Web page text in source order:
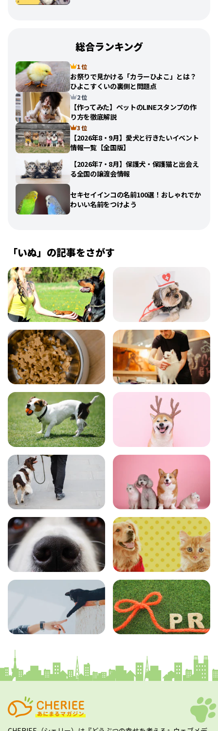
総合ランキング
1 位
お祭りで見かける「カラーひよこ」とは？
ひよこすくいの裏側と問題点
2 位
【作ってみた】ペットのLINEスタンプの作
り方を徹底解説
3 位
【2026年8・9月】愛犬と行きたいイベント
情報一覧【全国版】
【2026年7・8月】保護犬・保護猫と出会え
る全国の譲渡会情報
セキセイインコの名前100選！おしゃれでか
わいい名前をつけよう
「いぬ」の記事をさがす
飼い方 健康
食事 お手入れ
トレーニング グッズ
おでかけ 図鑑
エンタメ クイズ